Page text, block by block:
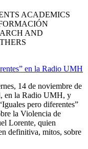
ACADEMICS
AND
en la Radio UMH
14 de noviembre de
en la Radio UMH, y
pero diferentes”
la Violencia de
Lorente, quien
definitiva, mitos, sobre